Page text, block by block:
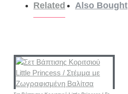
Related Also Bought